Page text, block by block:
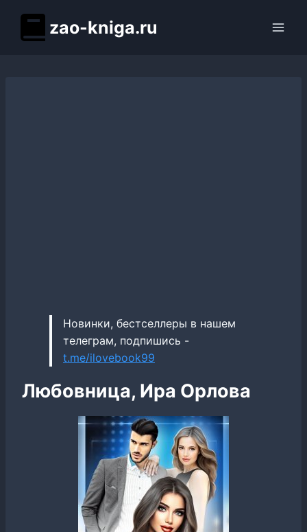
содержимому
zao-kniga.ru
Новинки, бестселлеры в нашем
телеграм, подпишись -
t.me/ilovebook99
Любовница, Ира Орлова